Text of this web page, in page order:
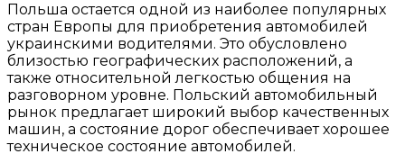
Польша остается одной из наиболее популярных
стран Европы для приобретения автомобилей
украинскими водителями. Это обусловлено
близостью географических расположений, а
также относительной легкостью общения на
разговорном уровне. Польский автомобильный
рынок предлагает широкий выбор качественных
машин, а состояние дорог обеспечивает хорошее
техническое состояние автомобилей.